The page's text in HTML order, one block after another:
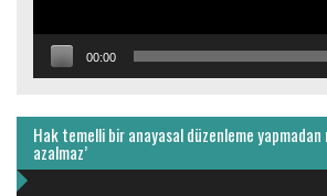
00:00
Hak temelli bir anayasal düzenleme
azalmaz’